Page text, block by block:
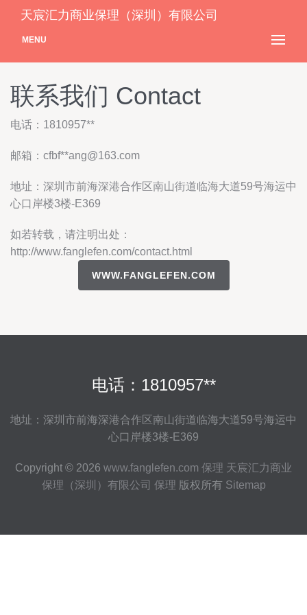
天宸汇力商业保理（深圳）有限公司
MENU
联系我们 Contact
电话：1810957**
邮箱：cfbf**ang@163.com
地址：深圳市前海深港合作区南山街道临海大道59号海运中
心口岸楼3楼-E369
如若转载，请注明出处：
http://www.fanglefen.com/contact.html
WWW.FANGLEFEN.COM
电话：1810957**
地址：深圳市前海深港合作区南山街道临海大道59号海运中
心口岸楼3楼-E369
Copyright © 2026 www.fanglefen.com 保理 天宸汇力商业
保理（深圳）有限公司 保理 版权所有 Sitemap